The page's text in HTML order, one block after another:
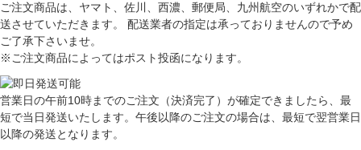
ご注文商品は、ヤマト、佐川、西濃、郵便局、九州航空のいずれかで配
送させていただきます。 配送業者の指定は承っておりませんので予め
ご了承下さいませ。
※ご注文商品によってはポスト投函になります。
営業日の午前10時までのご注文（決済完了）が確定できましたら、最
短で当日発送いたします。午後以降のご注文の場合は、最短で翌営業日
以降の発送となります。